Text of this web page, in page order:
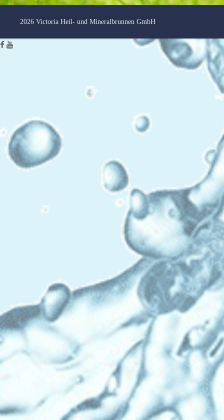
2026 Victoria Heil- und Mineralbrunnen GmbH